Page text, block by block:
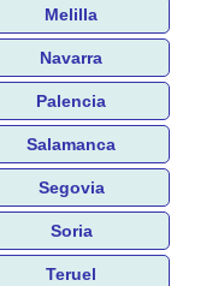
Melilla
Navarra
Palencia
Salamanca
Segovia
Soria
Teruel